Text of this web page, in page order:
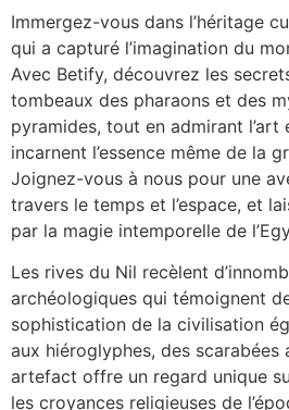
Immergez-vous dans l’héritage
qui a capturé l’imagination du
Avec Betify, découvrez les
tombeaux des pharaons et des
pyramides, tout en admirant l’art
incarnent l’essence même de la
Joignez-vous à nous pour une
travers le temps et l’espace, et
par la magie intemporelle de
Les rives du Nil recèlent
archéologiques qui témoignent
sophistication de la civilisation
aux hiéroglyphes, des scarabées
artefact offre un regard unique
les croyances religieuses de